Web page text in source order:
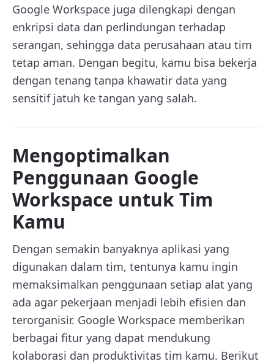
Google Workspace juga dilengkapi dengan
enkripsi data dan perlindungan terhadap
serangan, sehingga data perusahaan atau tim
tetap aman. Dengan begitu, kamu bisa bekerja
dengan tenang tanpa khawatir data yang
sensitif jatuh ke tangan yang salah.
Mengoptimalkan
Penggunaan Google
Workspace untuk Tim
Kamu
Dengan semakin banyaknya aplikasi yang
digunakan dalam tim, tentunya kamu ingin
memaksimalkan penggunaan setiap alat yang
ada agar pekerjaan menjadi lebih efisien dan
terorganisir. Google Workspace memberikan
berbagai fitur yang dapat mendukung
kolaborasi dan produktivitas tim kamu. Berikut